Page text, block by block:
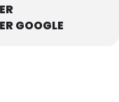
GOOGLE